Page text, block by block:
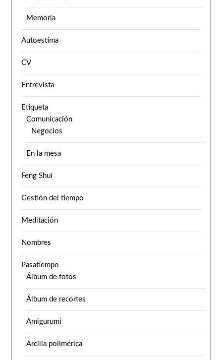
Memoria
Autoestima
CV
Entrevista
Etiqueta
Comunicación
Negocios
En la mesa
Feng Shui
Gestión del tiempo
Meditación
Nombres
Pasatiempo
Álbum de fotos
Álbum de recortes
Amigurumi
Arcilla polimérica